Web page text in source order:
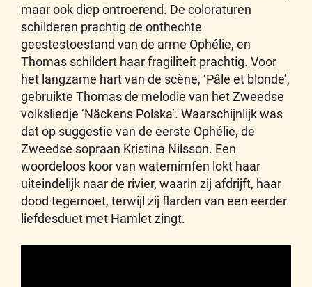
maar ook diep ontroerend. De coloraturen
schilderen prachtig de onthechte
geestestoestand van de arme Ophélie, en
Thomas schildert haar fragiliteit prachtig. Voor
het langzame hart van de scène, ‘Pâle et blonde’,
gebruikte Thomas de melodie van het Zweedse
volksliedje ‘Näckens Polska’. Waarschijnlijk was
dat op suggestie van de eerste Ophélie, de
Zweedse sopraan Kristina Nilsson. Een
woordeloos koor van waternimfen lokt haar
uiteindelijk naar de rivier, waarin zij afdrijft, haar
dood tegemoet, terwijl zij flarden van een eerder
liefdesduet met Hamlet zingt.